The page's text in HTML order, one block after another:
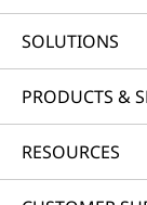
SOLUTIONS
PRODUCTS &
RESOURCES